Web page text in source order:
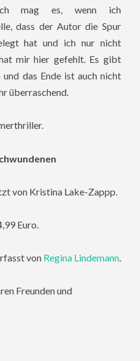
Ich mag es, wenn ich
dass der Autor die Spur
hat und ich nur nicht
mir hier gefehlt. Es gibt
das Ende ist auch nicht
überraschend.
von Kristina Lake-Zappp.
Euro.
von Regina Lindemann.
Freunden und